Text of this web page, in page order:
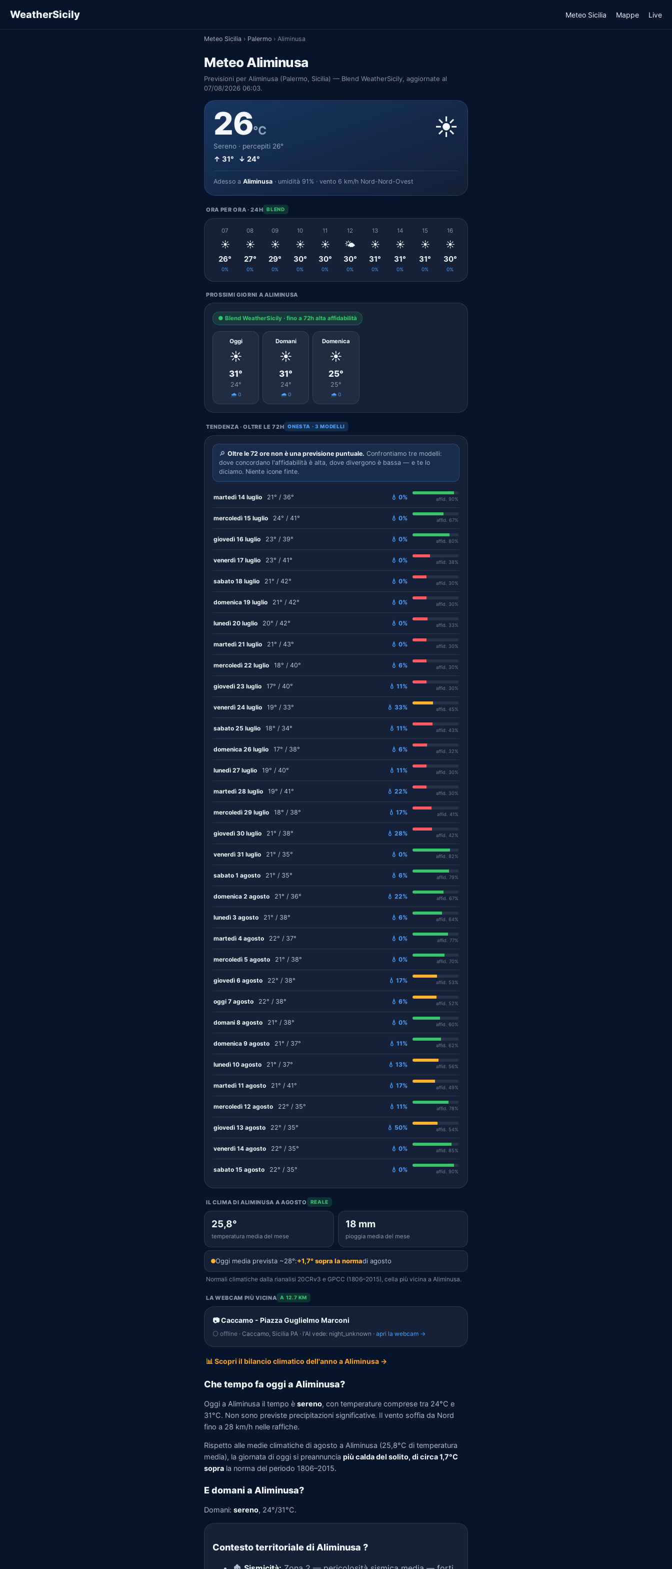
WeatherSicily Meteo Sicilia Mappe Live
Meteo Sicilia › Palermo › Aliminusa
Meteo Aliminusa
Previsioni per Aliminusa (Palermo, Sicilia) — Blend WeatherSicily, aggiornate al
07/08/2026 06:03.
26°C
Sereno · percepiti 26°
↑ 31° ↓ 24°
☀️
Adesso a Aliminusa · umidità 91% · vento 6 km/h Nord-Nord-Ovest
ORA PER ORA · 24H BLEND
07
☀️
26°
0%
08
☀️
27°
0%
09
☀️
29°
0%
10
☀️
30°
0%
11
☀️
30°
0%
12
🌤️
30°
0%
13
☀️
31°
0%
14
☀️
31°
0%
15
☀️
31°
0%
16
☀️
30°
0%
PROSSIMI GIORNI A ALIMINUSA
● Blend WeatherSicily · fino a 72h alta affidabilità
Oggi
☀️
31°
24°
🌧️ 0
Domani
☀️
31°
24°
🌧️ 0
Domenica
☀️
25°
25°
🌧️ 0
TENDENZA · OLTRE LE 72H ONESTA · 3 MODELLI
🔎 Oltre le 72 ore non è una previsione puntuale. Confrontiamo tre modelli:
dove concordano l'affidabilità è alta, dove divergono è bassa — e te lo
diciamo. Niente icone finte.
martedì 14 luglio 21° / 36° 💧 0% affid. 90%
mercoledì 15 luglio 24° / 41° 💧 0% affid. 67%
giovedì 16 luglio 23° / 39° 💧 0% affid. 80%
venerdì 17 luglio 23° / 41° 💧 0% affid. 38%
sabato 18 luglio 21° / 42° 💧 0% affid. 30%
domenica 19 luglio 21° / 42° 💧 0% affid. 30%
lunedì 20 luglio 20° / 42° 💧 0% affid. 33%
martedì 21 luglio 21° / 43° 💧 0% affid. 30%
mercoledì 22 luglio 18° / 40° 💧 6% affid. 30%
giovedì 23 luglio 17° / 40° 💧 11% affid. 30%
venerdì 24 luglio 19° / 33° 💧 33% affid. 45%
sabato 25 luglio 18° / 34° 💧 11% affid. 43%
domenica 26 luglio 17° / 38° 💧 6% affid. 32%
lunedì 27 luglio 19° / 40° 💧 11% affid. 30%
martedì 28 luglio 19° / 41° 💧 22% affid. 30%
mercoledì 29 luglio 18° / 38° 💧 17% affid. 41%
giovedì 30 luglio 21° / 38° 💧 28% affid. 42%
venerdì 31 luglio 21° / 35° 💧 0% affid. 82%
sabato 1 agosto 21° / 35° 💧 6% affid. 79%
domenica 2 agosto 21° / 36° 💧 22% affid. 67%
lunedì 3 agosto 21° / 38° 💧 6% affid. 64%
martedì 4 agosto 22° / 37° 💧 0% affid. 77%
mercoledì 5 agosto 21° / 38° 💧 0% affid. 70%
giovedì 6 agosto 22° / 38° 💧 17% affid. 53%
oggi 7 agosto 22° / 38° 💧 6% affid. 52%
domani 8 agosto 21° / 38° 💧 0% affid. 60%
domenica 9 agosto 21° / 37° 💧 11% affid. 62%
lunedì 10 agosto 21° / 37° 💧 13% affid. 56%
martedì 11 agosto 21° / 41° 💧 17% affid. 49%
mercoledì 12 agosto 22° / 35° 💧 11% affid. 78%
giovedì 13 agosto 22° / 35° 💧 50% affid. 54%
venerdì 14 agosto 22° / 35° 💧 0% affid. 85%
sabato 15 agosto 22° / 35° 💧 0% affid. 90%
IL CLIMA DI ALIMINUSA A AGOSTO REALE
25,8°
temperatura media del mese
18 mm
pioggia media del mese
Oggi media prevista ~28°:+1,7° sopra la normadi agosto
Normali climatiche dalla rianalisi 20CRv3 e GPCC (1806–2015), cella più vicina a Aliminusa.
LA WEBCAM PIÙ VICINA A 12.7 KM
📷 Caccamo - Piazza Guglielmo Marconi
⚪ offline · Caccamo, Sicilia PA · l'AI vede: night_unknown · apri la webcam →
📊 Scopri il bilancio climatico dell'anno a Aliminusa →
Che tempo fa oggi a Aliminusa?
Oggi a Aliminusa il tempo è sereno, con temperature comprese tra 24°C e
31°C. Non sono previste precipitazioni significative. Il vento soffia da Nord
fino a 28 km/h nelle raffiche.
Rispetto alle medie climatiche di agosto a Aliminusa (25,8°C di temperatura
media), la giornata di oggi si preannuncia più calda del solito, di circa 1,7°C
sopra la norma del periodo 1806–2015.
E domani a Aliminusa?
Domani: sereno, 24°/31°C.
Contesto territoriale di Aliminusa ?